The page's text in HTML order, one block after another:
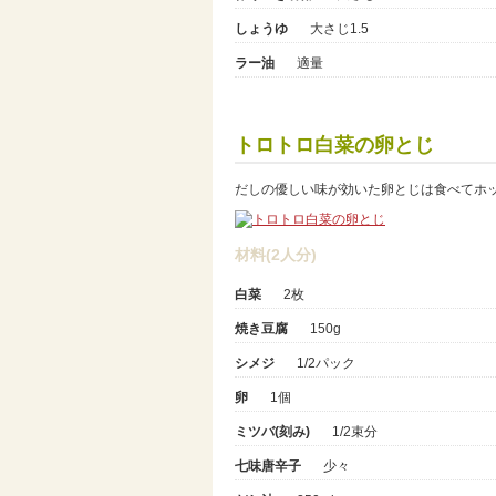
しょうゆ 大さじ1.5
ラー油 適量
トロトロ白菜の卵とじ
だしの優しい味が効いた卵とじは食べてホ
材料(2人分)
白菜 2枚
焼き豆腐 150g
シメジ 1/2パック
卵 1個
ミツバ(刻み) 1/2束分
七味唐辛子 少々